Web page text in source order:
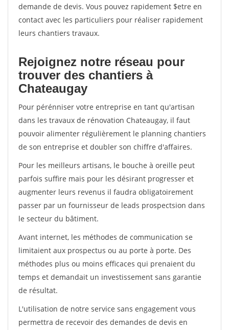
demande de devis. Vous pouvez rapidement $etre en
contact avec les particuliers pour réaliser rapidement
leurs chantiers travaux.
Rejoignez notre réseau pour
trouver des chantiers à
Chateaugay
Pour pérénniser votre entreprise en tant qu'artisan
dans les travaux de rénovation Chateaugay, il faut
pouvoir alimenter régulièrement le planning chantiers
de son entreprise et doubler son chiffre d'affaires.
Pour les meilleurs artisans, le bouche à oreille peut
parfois suffire mais pour les désirant progresser et
augmenter leurs revenus il faudra obligatoirement
passer par un fournisseur de leads prospectsion dans
le secteur du bâtiment.
Avant internet, les méthodes de communication se
limitaient aux prospectus ou au porte à porte. Des
méthodes plus ou moins efficaces qui prenaient du
temps et demandait un investissement sans garantie
de résultat.
L'utilisation de notre service sans engagement vous
permettra de recevoir des demandes de devis en